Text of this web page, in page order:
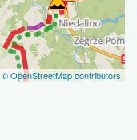
© OpenStreetMap contributors